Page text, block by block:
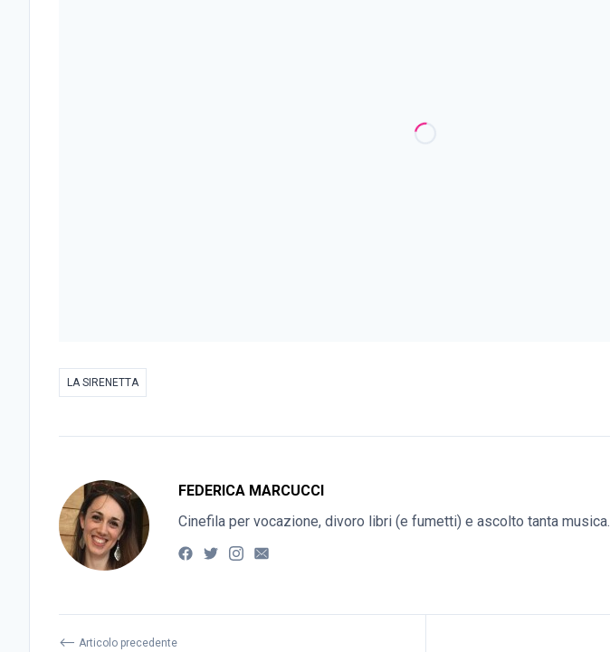
LA SIRENETTA
FEDERICA MARCUCCI
Cinefila per vocazione, divoro libri (e fumetti) e ascolto tanta musica.
⟵ Articolo precedente